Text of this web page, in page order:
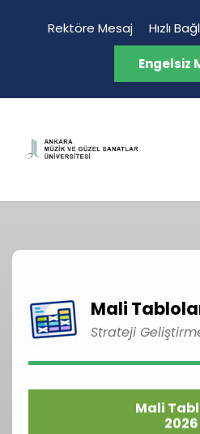
Rektöre Mesaj Hızlı
Engelsiz
Mali
Strateji
Mali
2026